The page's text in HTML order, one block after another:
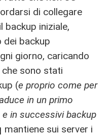
di collegare
backup iniziale,
dei backup
giorno, caricando
sono stati
(e proprio come per
in un primo
in successivi backup
mantiene sui server i